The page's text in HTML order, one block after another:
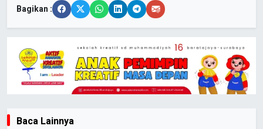
Bagikan :
Baca Lainnya